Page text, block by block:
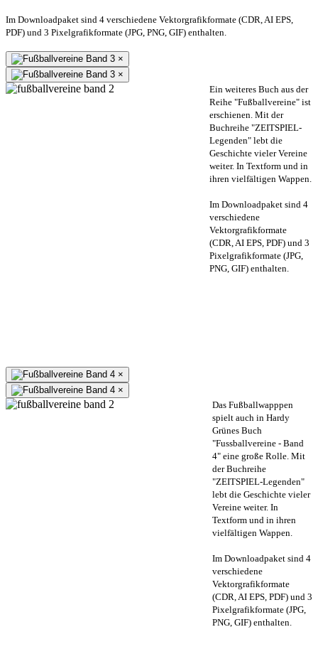
Im Downloadpaket sind 4 verschiedene Vektorgrafikformate (CDR, AI EPS,
PDF) und 3 Pixelgrafikformate (JPG, PNG, GIF) enthalten.
×
×
Ein weiteres Buch aus der
Reihe "Fußballvereine" ist
erschienen. Mit der
Buchreihe "ZEITSPIEL-
Legenden" lebt die
Geschichte vieler Vereine
weiter. In Textform und in
ihren vielfältigen Wappen.
Im Downloadpaket sind 4
verschiedene
Vektorgrafikformate
(CDR, AI EPS, PDF) und 3
Pixelgrafikformate (JPG,
PNG, GIF) enthalten.
×
×
Das Fußballwapppen
spielt auch in Hardy
Grünes Buch
"Fussballvereine - Band
4" eine große Rolle. Mit
der Buchreihe
"ZEITSPIEL-Legenden"
lebt die Geschichte vieler
Vereine weiter. In
Textform und in ihren
vielfältigen Wappen.
Im Downloadpaket sind 4
verschiedene
Vektorgrafikformate
(CDR, AI EPS, PDF) und 3
Pixelgrafikformate (JPG,
PNG, GIF) enthalten.